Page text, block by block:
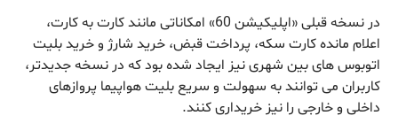
در نسخه قبلی «اپلیکیشن 60» امکاناتی مانند کارت به کارت،
اعلام مانده کارت سکه، پرداخت قبض، خرید شارژ و خرید بلیت
اتوبوس های بین شهری نیز ایجاد شده بود که در نسخه جدیدتر،
کاربران می توانند به سهولت و سریع بلیت هواپیما پروازهای
داخلی و خارجی را نیز خریداری کنند.